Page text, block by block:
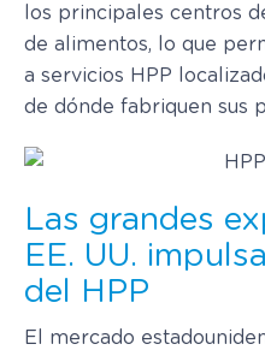
los principales centros
de alimentos, lo que
a servicios HPP
de dónde fabriquen sus
Las grandes
EE. UU.
del HPP
El mercado